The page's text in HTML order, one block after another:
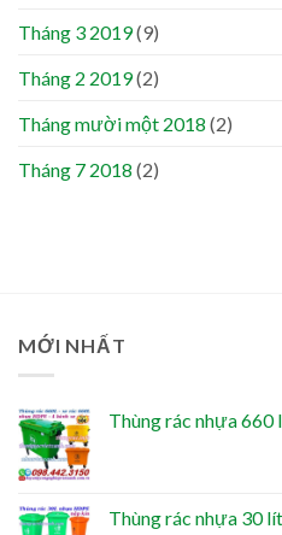
Tháng 3 2019(9)
Tháng 2 2019(2)
Tháng mười một 2018 (2)
Tháng 7 2018 (2)
MỚI NHẤT
Thùng rác nhựa 660
Thùng rác nhựa 30